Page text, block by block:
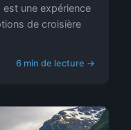
une expérience
de croisière
6 min de lecture →